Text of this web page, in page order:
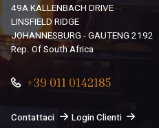
49A KALLENBACH DRIVE
LINSFIELD RIDGE
JOHANNESBURG - GAUTENG 2192
Rep. Of South Africa
+39 011 0142185
Contattaci Login Clienti